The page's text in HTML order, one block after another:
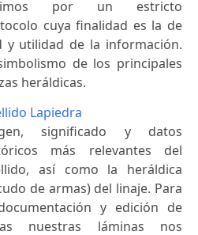
por un estricto
cuya finalidad es la de
y utilidad de la información.
de los principales
heráldicas.
Lapiedra
significado y datos
más relevantes del
así como la heráldica
de armas) del linaje. Para
y edición de
nuestras láminas nos